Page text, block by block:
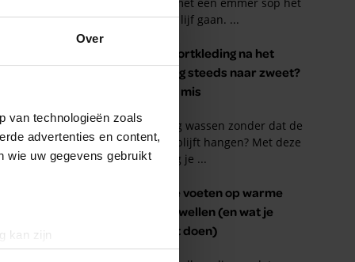
Over
van technologieën zoals
advertenties en content,
wie uw gegevens gebruikt
kan zijn